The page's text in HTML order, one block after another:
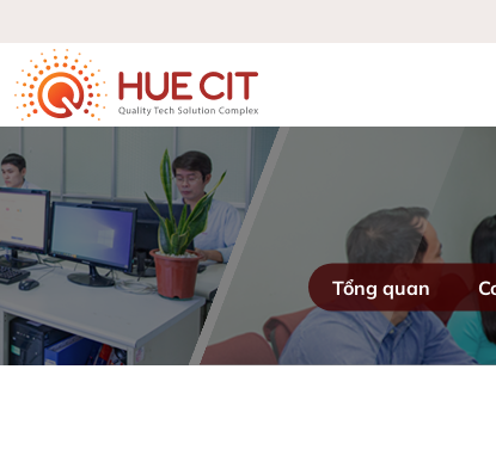
Tổng quan